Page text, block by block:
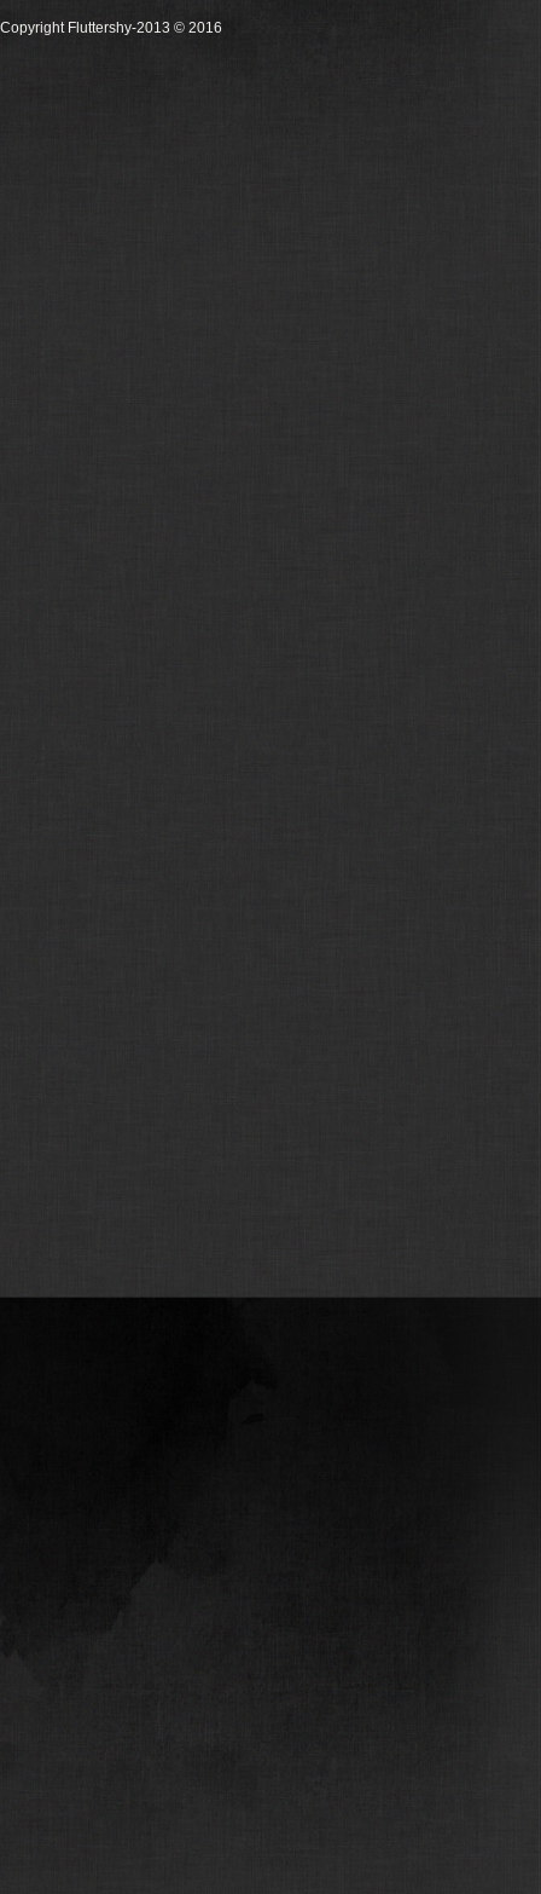
Copyright Fluttershy-2013 © 2016